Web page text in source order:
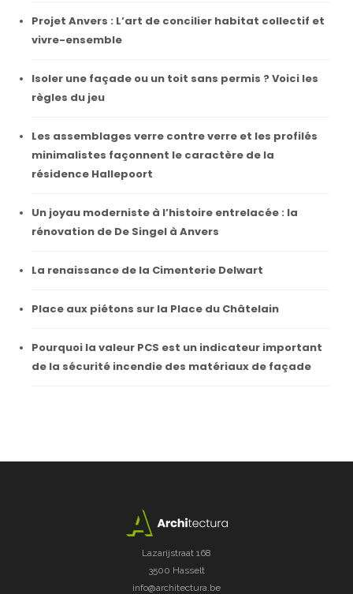
Projet Anvers : L’art de concilier habitat collectif et
vivre-ensemble
Isoler une façade ou un toit sans permis ? Voici les
règles du jeu
Les assemblages verre contre verre et les profilés
minimalistes façonnent le caractère de la
résidence Hallepoort
Un joyau moderniste à l’histoire entrelacée : la
rénovation de De Singel à Anvers
La renaissance de la Cimenterie Delwart
Place aux piétons sur la Place du Châtelain
Pourquoi la valeur PCS est un indicateur important
de la sécurité incendie des matériaux de façade
Lazarijstraat 168
3500 Hasselt
info@architectura.be